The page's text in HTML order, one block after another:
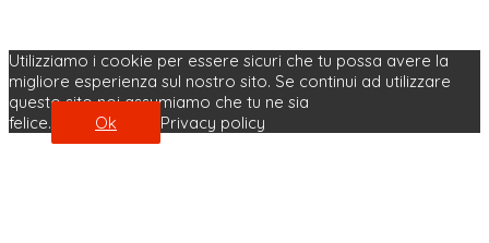
Utilizziamo i cookie per essere sicuri che tu possa avere la
migliore esperienza sul nostro sito. Se continui ad utilizzare
questo sito noi assumiamo che tu ne sia
felice.
Ok Privacy policy